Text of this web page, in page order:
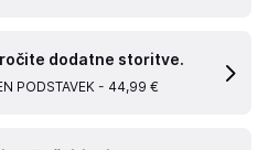
dodatne storitve.
PODSTAVEK - 44,99 €